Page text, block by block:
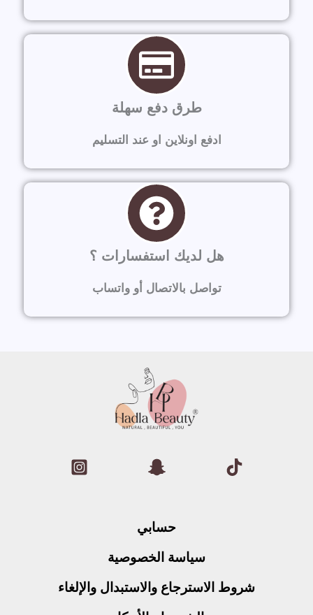
طرق دفع سهلة
ادفع اونلاين او عند التسليم
هل لديك استفسارات ؟
تواصل بالاتصال أو واتساب
حسابي
سياسة الخصوصية
شروط الاسترجاع والاستبدال والإلغاء